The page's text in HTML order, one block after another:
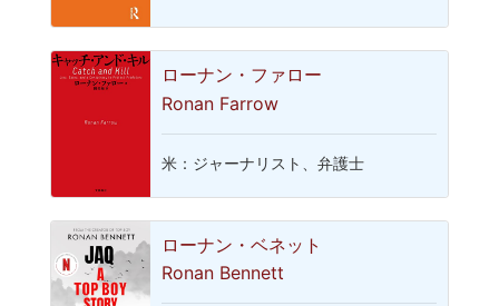
ローナン・ファロー
Ronan Farrow
米：ジャーナリスト、弁護士
ローナン・ベネット
Ronan Bennett